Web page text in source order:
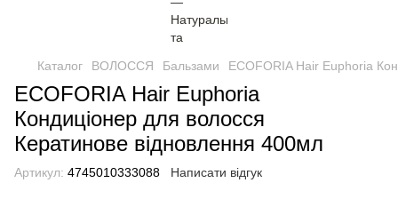
Каталог ВОЛОССЯ Бальзами ECOFORIA Hair Euphoria
ECOFORIA Hair Euphoria
Кондиціонер для волосся
Кератинове відновлення 400мл
Артикул: 4745010333088 Написати відгук